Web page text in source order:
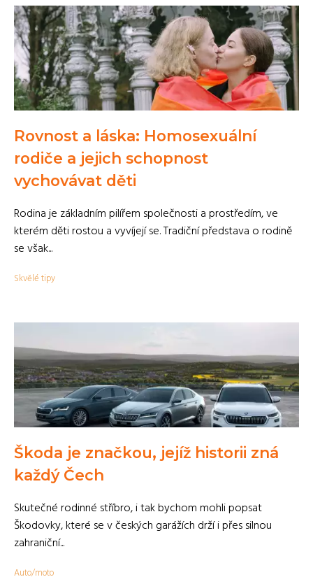
Rovnost a láska: Homosexuální
rodiče a jejich schopnost
vychovávat děti
Rodina je základním pilířem společnosti a prostředím, ve
kterém děti rostou a vyvíjejí se. Tradiční představa o rodině
se však...
Skvělé tipy
Škoda je značkou, jejíž historii zná
každý Čech
Skutečné rodinné stříbro, i tak bychom mohli popsat
Škodovky, které se v českých garážích drží i přes silnou
zahraniční...
Auto/moto